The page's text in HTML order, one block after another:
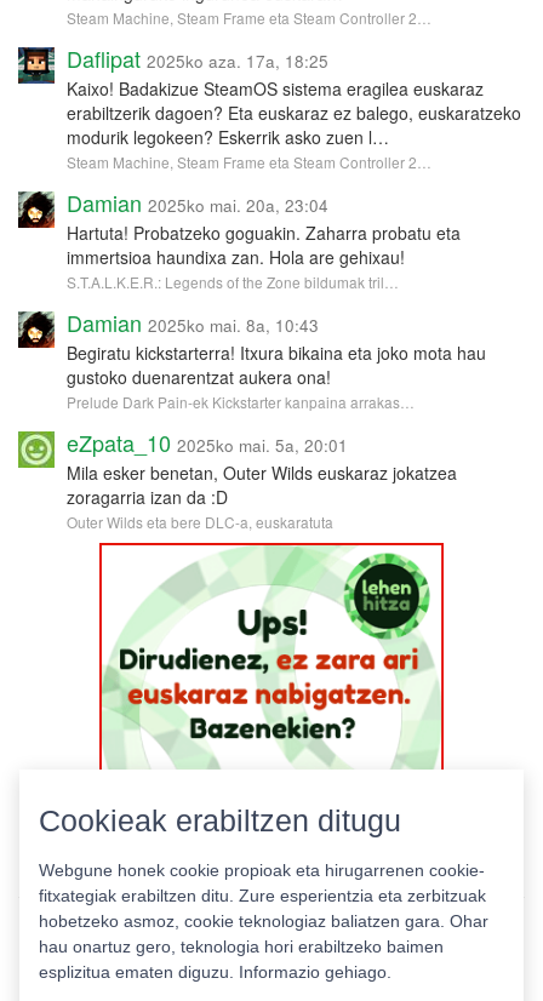
Steam Machine, Steam Frame eta Steam Controller 2…
Daflipat 2025ko aza. 17a, 18:25
Kaixo! Badakizue SteamOS sistema eragilea euskaraz
erabiltzerik dagoen? Eta euskaraz ez balego, euskaratzeko
modurik legokeen? Eskerrik asko zuen l…
Steam Machine, Steam Frame eta Steam Controller 2…
Damian 2025ko mai. 20a, 23:04
Hartuta! Probatzeko goguakin. Zaharra probatu eta
immertsioa haundixa zan. Hola are gehixau!
S.T.A.L.K.E.R.: Legends of the Zone bildumak tril…
Damian 2025ko mai. 8a, 10:43
Begiratu kickstarterra! Itxura bikaina eta joko mota hau
gustoko duenarentzat aukera ona!
Prelude Dark Pain-ek Kickstarter kanpaina arrakas…
eZpata_10 2025ko mai. 5a, 20:01
Mila esker benetan, Outer Wilds euskaraz jokatzea
zoragarria izan da :D
Outer Wilds eta bere DLC-a, euskaratuta
Cookieak erabiltzen ditugu
Webgune honek cookie propioak eta hirugarrenen cookie-
fitxategiak erabiltzen ditu. Zure esperientzia eta zerbitzuak
hobetzeko asmoz, cookie teknologiaz baliatzen gara. Ohar
hau onartuz gero, teknologia hori erabiltzeko baimen
esplizitua ematen diguzu. Informazio gehiago.